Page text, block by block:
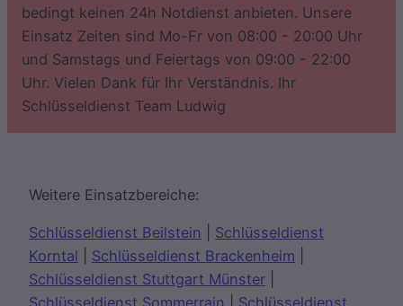
bedingt keinen 24h Notdienst anbieten. Unsere
Einsatz Zeiten sind Mo-Fr von 08:00 - 20:00 Uhr
und Samstags und Feiertags von 09:00 - 22:00
Uhr. Vielen Dank für Ihr Verständnis. Ihr
Schlüsseldienst Team Ludwig
Weitere Einsatzbereiche:
Schlüsseldienst Beilstein
Schlüsseldienst
Korntal
Schlüsseldienst Brackenheim
Schlüsseldienst Stuttgart Münster